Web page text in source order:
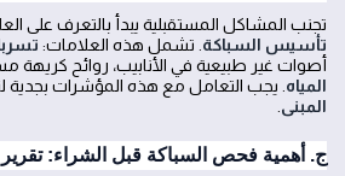
تجنب المشاكل المستقبلية يبدأ بالتعرف على
تأسيس السباكة . تشمل هذه العلامات:
أصوات غير طبيعية في الأنابيب، روائح
المياه . يجب التعامل مع هذه المؤشرات بجدية
المبنى
ج. أهمية فحص السباكة قبل الشراء: